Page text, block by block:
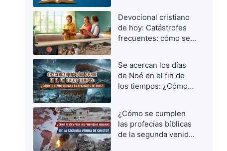
Devocional cristiano
de hoy: Catástrofes
frecuentes: cómo ser
al Señor
Se acercan los días
de Noé en el fin de
los tiempos: ¿Cómo
¿Cómo se cumplen
las profecías bíblicas
de la segunda venida